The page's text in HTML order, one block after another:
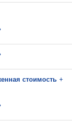
стоимость +